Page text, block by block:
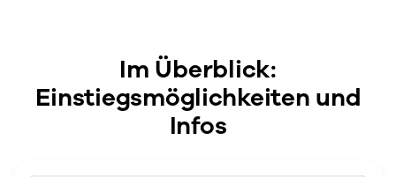
Im Überblick:
Einstiegsmöglichkeiten und
Infos